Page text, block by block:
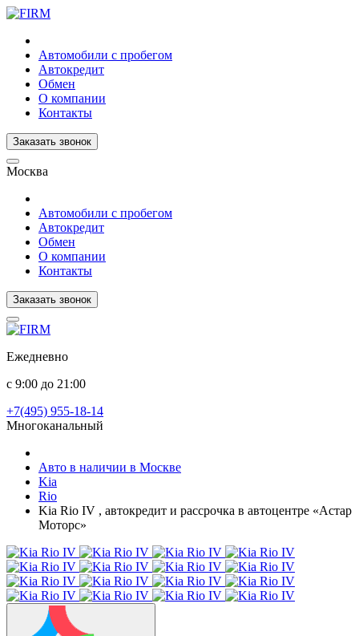
Автомобили с пробегом
Автокредит
Обмен
О компании
Контакты
Заказать звонок
Москва
Автомобили с пробегом
Автокредит
Обмен
О компании
Контакты
Заказать звонок
Ежедневно
с 9:00 до 21:00
+7(495) 955-18-14
Многоканальный
Авто в наличии в Москве
Kia
Rio
Kia Rio IV , автокредит и рассрочка в автоцентре «Астар
Моторс»